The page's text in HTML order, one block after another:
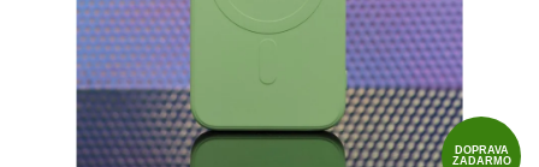
DOPRAVA
ZADARMO